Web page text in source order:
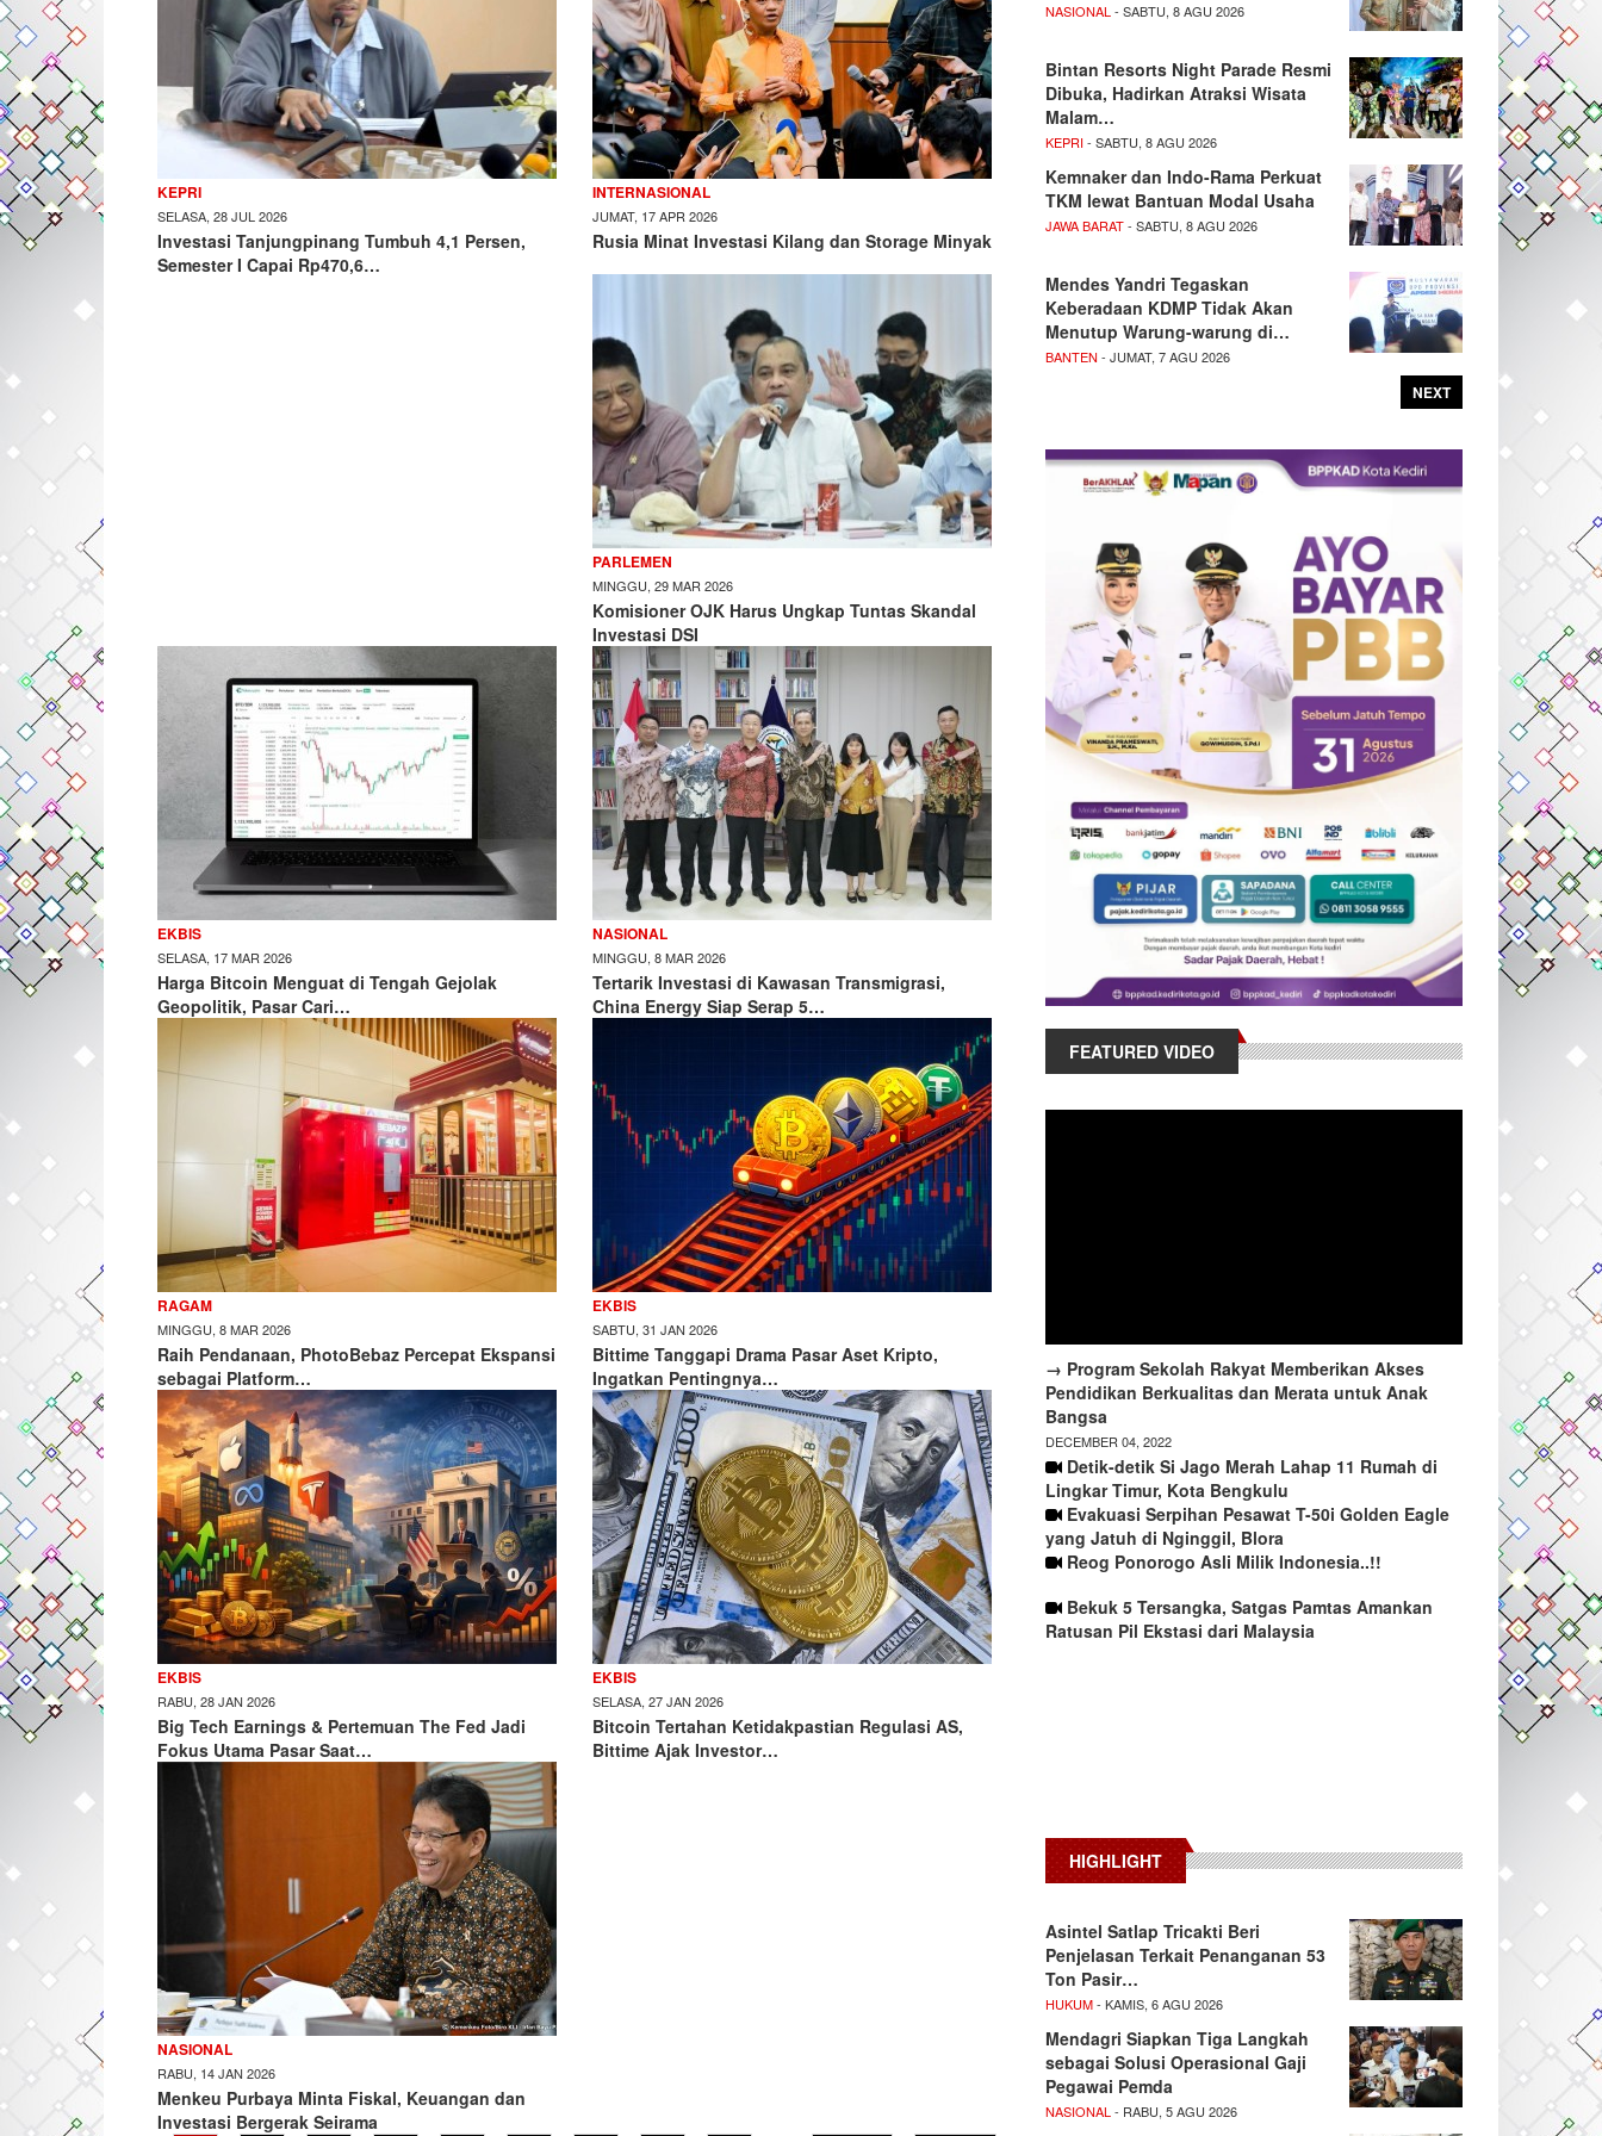
KEPRI
SELASA, 28 JUL 2026
Investasi Tanjungpinang Tumbuh 4,1 Persen,
Semester I Capai Rp470,6…
INTERNASIONAL
JUMAT, 17 APR 2026
Rusia Minat Investasi Kilang dan Storage Minyak
PARLEMEN
MINGGU, 29 MAR 2026
Komisioner OJK Harus Ungkap Tuntas Skandal
Investasi DSI
EKBIS
SELASA, 17 MAR 2026
Harga Bitcoin Menguat di Tengah Gejolak
Geopolitik, Pasar Cari…
NASIONAL
MINGGU, 8 MAR 2026
Tertarik Investasi di Kawasan Transmigrasi,
China Energy Siap Serap 5…
RAGAM
MINGGU, 8 MAR 2026
Raih Pendanaan, PhotoBebaz Percepat Ekspansi
sebagai Platform…
EKBIS
SABTU, 31 JAN 2026
Bittime Tanggapi Drama Pasar Aset Kripto,
Ingatkan Pentingnya…
EKBIS
RABU, 28 JAN 2026
Big Tech Earnings & Pertemuan The Fed Jadi
Fokus Utama Pasar Saat…
EKBIS
SELASA, 27 JAN 2026
Bitcoin Tertahan Ketidakpastian Regulasi AS,
Bittime Ajak Investor…
NASIONAL
RABU, 14 JAN 2026
Menkeu Purbaya Minta Fiskal, Keuangan dan
Investasi Bergerak Seirama
NASIONAL - SABTU, 8 AGU 2026
Bintan Resorts Night Parade Resmi
Dibuka, Hadirkan Atraksi Wisata
Malam…
KEPRI- SABTU, 8 AGU 2026
Kemnaker dan Indo-Rama Perkuat
TKM lewat Bantuan Modal Usaha
JAWA BARAT- SABTU, 8 AGU 2026
Mendes Yandri Tegaskan
Keberadaan KDMP Tidak Akan
Menutup Warung-warung di…
BANTEN - JUMAT, 7 AGU 2026
NEXT
FEATURED VIDEO
→ Program Sekolah Rakyat Memberikan Akses
Pendidikan Berkualitas dan Merata untuk Anak
Bangsa
DECEMBER 04, 2022
Detik-detik Si Jago Merah Lahap 11 Rumah di
Lingkar Timur, Kota Bengkulu
Evakuasi Serpihan Pesawat T-50i Golden Eagle
yang Jatuh di Nginggil, Blora
Reog Ponorogo Asli Milik Indonesia..!!
Bekuk 5 Tersangka, Satgas Pamtas Amankan
Ratusan Pil Ekstasi dari Malaysia
HIGHLIGHT
Asintel Satlap Tricakti Beri
Penjelasan Terkait Penanganan 53
Ton Pasir…
HUKUM- KAMIS, 6 AGU 2026
Mendagri Siapkan Tiga Langkah
sebagai Solusi Operasional Gaji
Pegawai Pemda
NASIONAL - RABU, 5 AGU 2026